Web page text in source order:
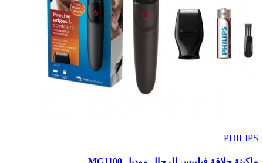
PHILIPS